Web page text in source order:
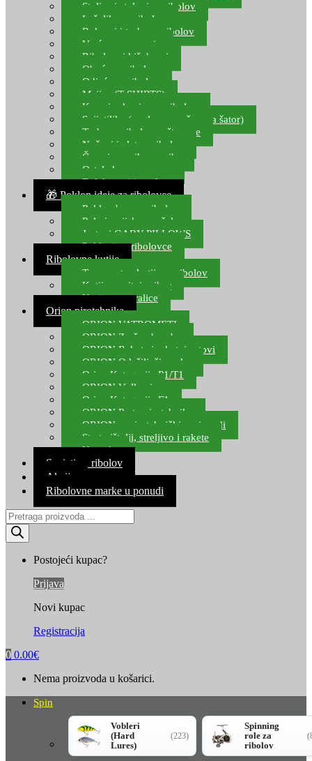
Stolice i stolovi za ribolov
Ležaljke za ribolov
Ruksaci i torbe za ribolov
Vreće za spavanje
Ribolovni kišobrani
Obuća za ribolov
Odjeća za ribolov
Majice (T-SHIRTS)
Kape i rukavice za ribolov
Svijetiljke (naglavne, ručne, za šator)
Torbe za ribolovne štapove
Noževi i alat za ribolov
Čamci za prihranu ribe
Ostala kamp oprema
Dalekozori i optika
🎁 Poklon ideje za ribolovce
Poklon bon za ribolov
Polarizacijske naočale
Jastuci GABY PILLOWS
Pokloni za ribolovce
Ribolovne kutije
Transportne kutije za ribolov
Kutije za sitni pribor
Kutije za varalice
Orion pirotehnika
ORION VATROMETI
ORION Zračne bombe
ORION Rakete i raketni setovi
ORION Odašiljači zvuka
Orion Kategorija P1/T1
ORION Vulkani
Orion Kategorija F1
ORION Party pirotehnika
ORION nepirotehnički proizvodi
Start pištolji, streljivo i rakete
Kontakt
Savjeti za ribolov
Akcija
Ribolovne marke u ponudi
Products
search
Postojeći kupac?
Prijava
Novi kupac
Registracija
0 0.00€
Nema proizvoda u košarici.
Spin
Vobleri
(Hard
Lures)
(223)
Spinning
role za
ribolov